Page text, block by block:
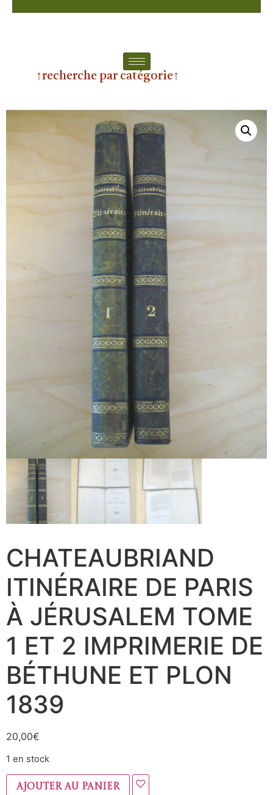
↑recherche par catégorie↑
CHATEAUBRIAND
ITINÉRAIRE DE PARIS
À JÉRUSALEM TOME
1 ET 2 IMPRIMERIE DE
BÉTHUNE ET PLON
1839
20,00€
1 en stock
Ajouter au panier